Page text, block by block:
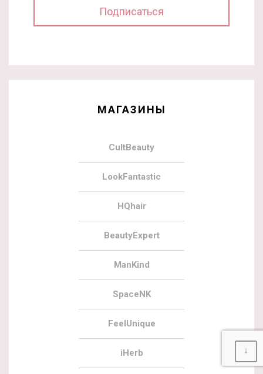
МАГАЗИНЫ
CultBeauty
LookFantastic
HQhair
BeautyExpert
ManKind
SpaceNK
FeelUnique
iHerb ↓